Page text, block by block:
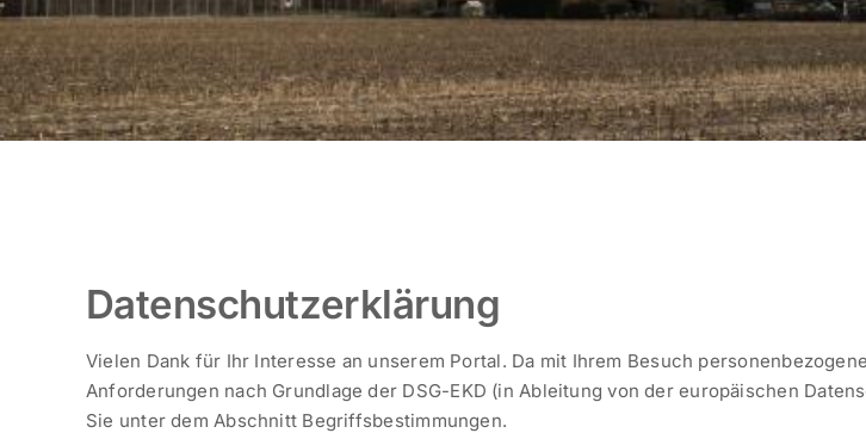
Datenschutzerklärung
Vielen Dank für Ihr Interesse an unserem Portal. Da mit Ihrem Besuch
Anforderungen nach Grundlage der DSG-EKD (in Ableitung von der europäischen
Sie unter dem Abschnitt Begriffsbestimmungen.